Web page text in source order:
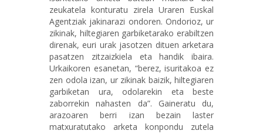
zeukatela konturatu zirela Uraren Euskal
Agentziak jakinarazi ondoren. Ondorioz, ur
zikinak, hiltegiaren garbiketarako erabiltzen
direnak, euri urak jasotzen dituen arketara
pasatzen zitzaizkiela eta handik ibaira.
Urkaikoren esanetan, “berez, isuritakoa ez
zen odola izan, ur zikinak baizik, hiltegiaren
garbiketan ura, odolarekin eta beste
zaborrekin nahasten da”. Gaineratu du,
arazoaren berri izan bezain laster
matxuratutako arketa konpondu zutela